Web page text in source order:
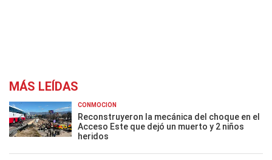
MÁS LEÍDAS
CONMOCIÓN
Reconstruyeron la mecánica del choque en el
Acceso Este que dejó un muerto y 2 niños
heridos